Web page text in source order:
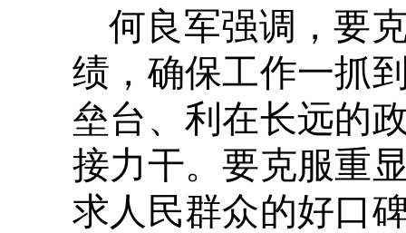
何良军强调，要
绩，确保工作一抓
垒台、利在长远的
接力干。要克服重
求人民群众的好口